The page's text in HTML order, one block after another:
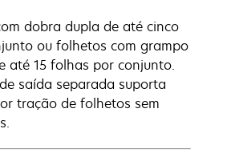
dobra dupla de até cinco
ou folhetos com grampo
até 15 folhas por conjunto.
saída separada suporta
tração de folhetos sem